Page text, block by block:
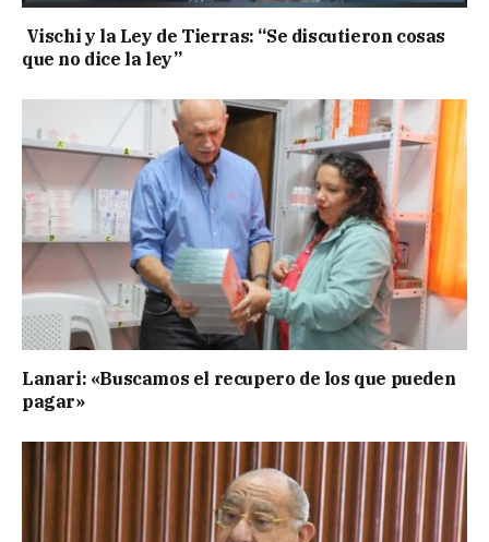
Vischi y la Ley de Tierras: “Se discutieron cosas
que no dice la ley”
Lanari: «Buscamos el recupero de los que pueden
pagar»